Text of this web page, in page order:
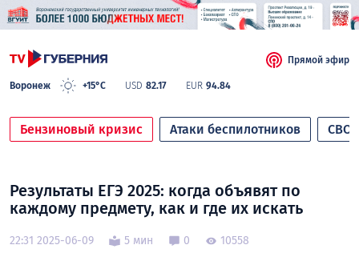
Воронеж +15°C USD 82.17 EUR 94.84
Прямой эфир
Бензиновый кризис Атаки беспилотников СВО
Результаты ЕГЭ 2025: когда объявят по
каждому предмету, как и где их искать
22:31 2025-06-09 5 мин 0 10558